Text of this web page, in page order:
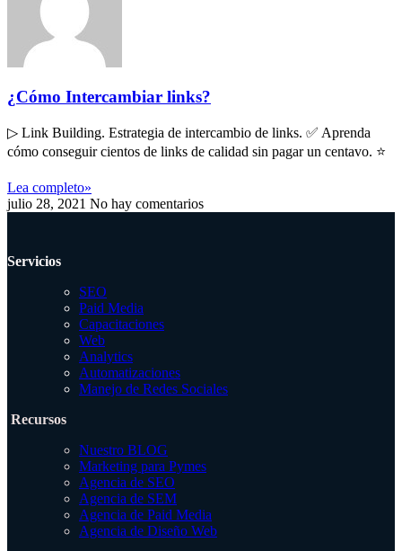
¿Cómo Intercambiar links?
▷ Link Building. Estrategia de intercambio de links. ✅ Aprenda
cómo conseguir cientos de links de calidad sin pagar un centavo. ⭐
Lea completo»
julio 28, 2021 No hay comentarios
Servicios
SEO
Paid Media
Capacitaciones
Web
Analytics
Automatizaciones
Manejo de Redes Sociales
Recursos
Nuestro BLOG
Marketing para Pymes
Agencia de SEO
Agencia de SEM
Agencia de Paid Media
Agencia de Diseño Web